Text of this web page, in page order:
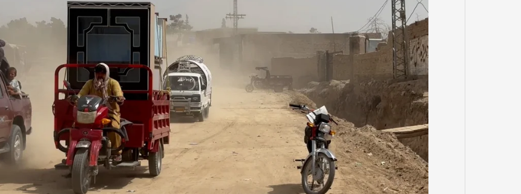
کے
دائرے
میں،
سیکرٹری
ورکس
نےکرپشن
کا
نوٹس
لے
لیا